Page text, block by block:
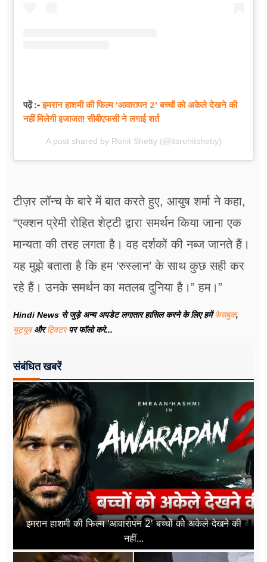
पढ़ें :-इमरान हाशमी की फिल्म 'आवारापन 2' बच्चों को अकेले देखने की
नहीं मिलेगी इजाजत! सीबीएफसी ने लगाई शर्त
A post shared by Rohit Shetty (@itsrohitshetty)
टीज़र लॉन्च के बारे में बात करते हुए, आयुष शर्मा ने कहा,
“एक्शन प्रेमी रोहित शेट्टी द्वारा समर्थन किया जाना एक
मान्यता की तरह लगता है। वह दर्शकों की नब्ज जानते हैं।
यह मुझे बताता है कि हम ‘रुस्लान’ के साथ कुछ सही कर
रहे हैं। उनके समर्थन का मतलब दुनिया है।” हम।”
Hindi News से जुड़े अन्य अपडेट लगातार हासिल करने के लिए हमेंफेसबुक,
यूट्यूबऔरट्विटरपर फॉलो करे...
संबंधित खबरें
इमरान हाशमी की फिल्म 'आवारापन 2' बच्चों को अकेले देखने की
नहीं...